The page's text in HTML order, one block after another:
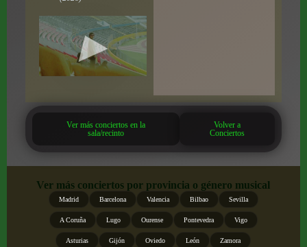
Ver más conciertos en la
sala/recinto
Volver a
Conciertos
Ver más conciertos por provincia o género musical
Madrid Barcelona Valencia Bilbao Sevilla
A Coruña Lugo Ourense Pontevedra Vigo
Asturias Gijón Oviedo León Zamora